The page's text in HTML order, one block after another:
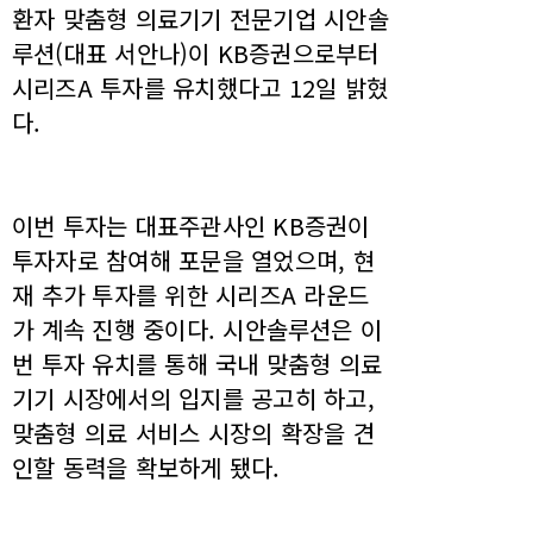
환자 맞춤형 의료기기 전문기업 시안솔
루션(대표 서안나)이 KB증권으로부터
시리즈A 투자를 유치했다고 12일 밝혔
다.
이번 투자는 대표주관사인 KB증권이
투자자로 참여해 포문을 열었으며, 현
재 추가 투자를 위한 시리즈A 라운드
가 계속 진행 중이다. 시안솔루션은 이
번 투자 유치를 통해 국내 맞춤형 의료
기기 시장에서의 입지를 공고히 하고,
맞춤형 의료 서비스 시장의 확장을 견
인할 동력을 확보하게 됐다.